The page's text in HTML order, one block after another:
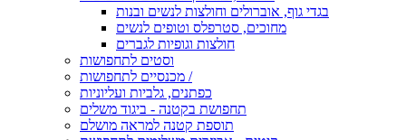
בגדי גוף, אוברולים וחולצות לנשים ובנות
מחוכים, סטרפלס וטופים לנשים
חולצות וגופיות לגברים
וסטים לתחפושות
מכנסיים לתחפושות /
כפתנים, גלביות ועליוניות
תחפושת בקטנה - ביגוד משלים
תוספת קטנה למראה מושלם